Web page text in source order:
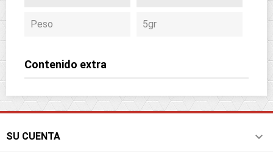
Peso 5gr
Contenido extra
SU CUENTA 